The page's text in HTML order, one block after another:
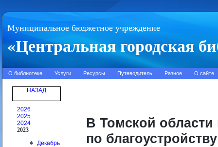
Муниципальное бюджетное учреждение
«Центральная городская
О библиотеке Услуги Ресурсы Путеводитель Разное О сайте
НАЗАД
2026
2025
2024
2023
Декабрь
В Томской области
по